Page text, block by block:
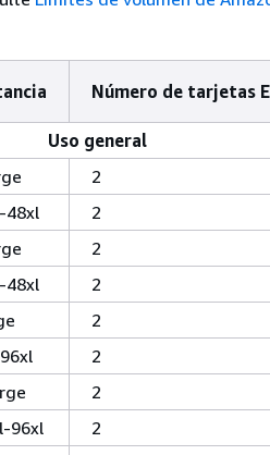
Número de tarjetas
Uso general
2
48xl
2
2
48xl
2
2
2
2
96xl
2